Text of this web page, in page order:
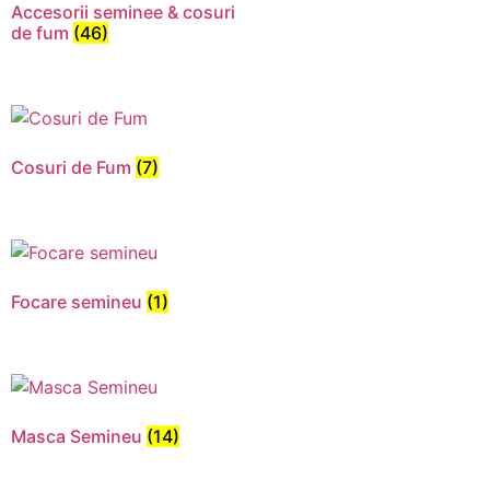
Accesorii seminee & cosuri
de fum (46)
Cosuri de Fum (7)
Focare semineu (1)
Masca Semineu (14)
cookie-uri
opționale.